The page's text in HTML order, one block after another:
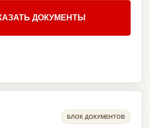
ДОКУМЕНТЫ
БЛОК ДОКУМЕНТОВ